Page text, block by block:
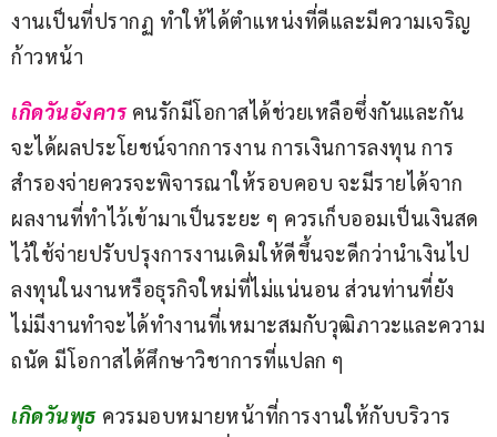
งานเป็นที่ปรากฏ ทำให้ได้ตำแหน่งที่ดีและมีความเจริญ
ก้าวหน้า
เกิดวันอังคาร คนรักมีโอกาสได้ช่วยเหลือซึ่งกันและกัน
จะได้ผลประโยชน์จากการงาน การเงินการลงทุน การ
สำรองจ่ายควรจะพิจารณาให้รอบคอบ จะมีรายได้จาก
ผลงานที่ทำไว้เข้ามาเป็นระยะ ๆ ควรเก็บออมเป็นเงินสด
ไว้ใช้จ่ายปรับปรุงการงานเดิมให้ดีขึ้นจะดีกว่านำเงินไป
ลงทุนในงานหรือธุรกิจใหม่ที่ไม่แน่นอน ส่วนท่านที่ยัง
ไม่มีงานทำจะได้ทำงานที่เหมาะสมกับวุฒิภาวะและความ
ถนัด มีโอกาสได้ศึกษาวิชาการที่แปลก ๆ
เกิดวันพุธ ควรมอบหมายหน้าที่การงานให้กับบริวาร